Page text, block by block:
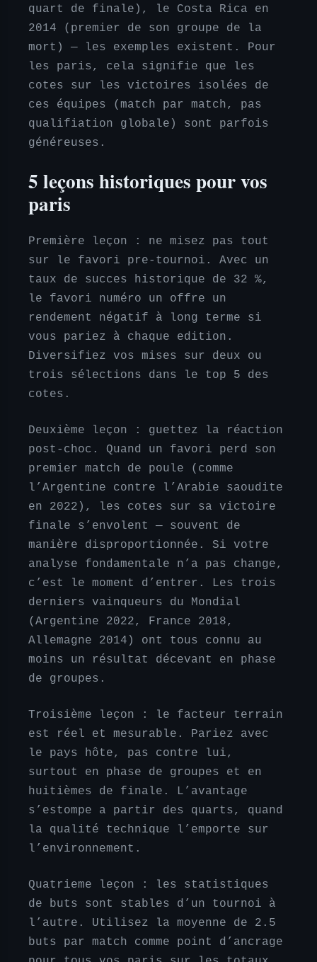
quart de finale), le Costa Rica en
2014 (premier de son groupe de la
mort) — les exemples existent. Pour
les paris, cela signifie que les
cotes sur les victoires isolées de
ces équipes (match par match, pas
qualifiation globale) sont parfois
généreuses.
5 leçons historiques pour vos
paris
Première leçon : ne misez pas tout
sur le favori pre-tournoi. Avec un
taux de succes historique de 32 %,
le favori numéro un offre un
rendement négatif à long terme si
vous pariez à chaque edition.
Diversifiez vos mises sur deux ou
trois sélections dans le top 5 des
cotes.
Deuxième leçon : guettez la réaction
post-choc. Quand un favori perd son
premier match de poule (comme
l’Argentine contre l’Arabie saoudite
en 2022), les cotes sur sa victoire
finale s’envolent — souvent de
manière disproportionnée. Si votre
analyse fondamentale n’a pas change,
c’est le moment d’entrer. Les trois
derniers vainqueurs du Mondial
(Argentine 2022, France 2018,
Allemagne 2014) ont tous connu au
moins un résultat décevant en phase
de groupes.
Troisième leçon : le facteur terrain
est réel et mesurable. Pariez avec
le pays hôte, pas contre lui,
surtout en phase de groupes et en
huitièmes de finale. L’avantage
s’estompe a partir des quarts, quand
la qualité technique l’emporte sur
l’environnement.
Quatrieme leçon : les statistiques
de buts sont stables d’un tournoi à
l’autre. Utilisez la moyenne de 2.5
buts par match comme point d’ancrage